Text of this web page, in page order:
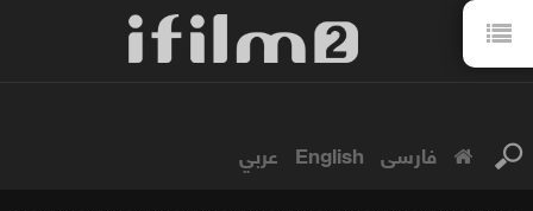
فارسی English عربي